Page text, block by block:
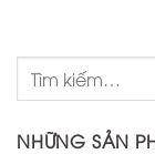
NHỮNG SẢN